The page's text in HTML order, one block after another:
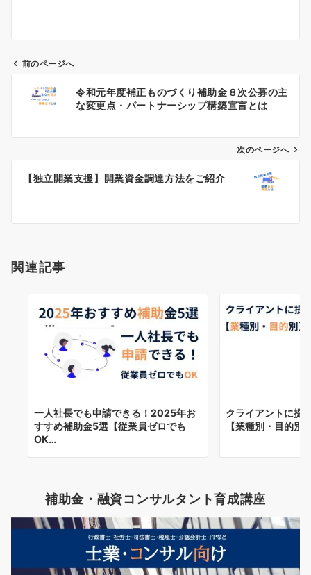
ビ
ン
前のページへ
令和元年度補正ものづくり補助金８次公募の主
な変更点・パートナーシップ構築宣言とは
次のページへ
【独立開業支援】開業資金調達方法をご紹介
関連記事
一人社長でも申請できる！2025年お
すすめ補助金5選【従業員ゼロでも
OK…
クライアントに提
【業種別・目的別
補助金・融資コンサルタント育成講座